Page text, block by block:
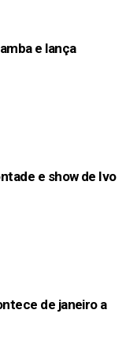
e lança
e show de Ivo
de janeiro a